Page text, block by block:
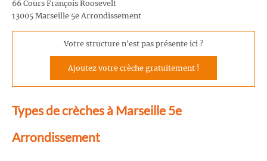
66 Cours François Roosevelt
13005 Marseille 5e Arrondissement
Votre structure n'est pas présente ici ?
Ajoutez votre crèche gratuitement !
Types de crèches à Marseille 5e
Arrondissement